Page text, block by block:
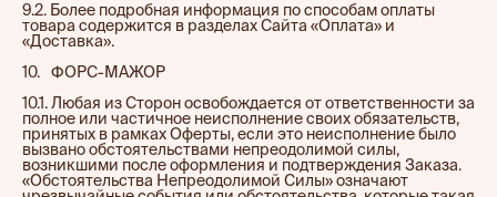
9.2. Более подробная информация по способам оплаты
товара содержится в разделах Сайта «Оплата» и
«Доставка».
10.⠀ФОРС-МАЖОР
10.1. Любая из Сторон освобождается от ответственности за
полное или частичное неисполнение своих обязательств,
принятых в рамках Оферты, если это неисполнение было
вызвано обстоятельствами непреодолимой силы,
возникшими после оформления и подтверждения Заказа.
«Обстоятельства Непреодолимой Силы» означают